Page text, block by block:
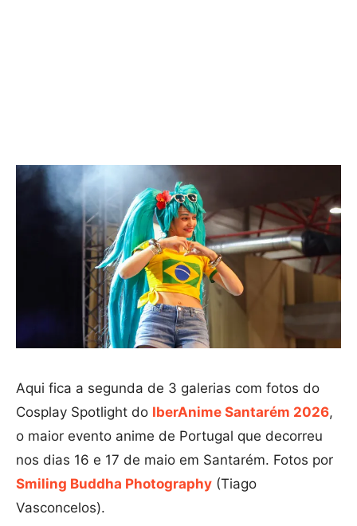
Aqui fica a segunda de 3 galerias com fotos do
Cosplay Spotlight do IberAnime Santarém 2026,
o maior evento anime de Portugal que decorreu
nos dias 16 e 17 de maio em Santarém. Fotos por
Smiling Buddha Photography (Tiago
Vasconcelos).